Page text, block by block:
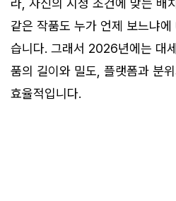
라, 자신의 시청 조건에 맞는 배
같은 작품도 누가 언제 보느냐
습니다. 그래서 2026년에는 대
품의 길이와 밀도, 플랫폼과 분
효율적입니다.